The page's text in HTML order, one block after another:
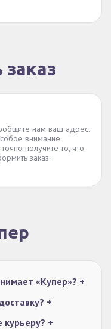
нам ваш адрес.
внимание
получите то, что
заказ.
«Купер»? +
+
+